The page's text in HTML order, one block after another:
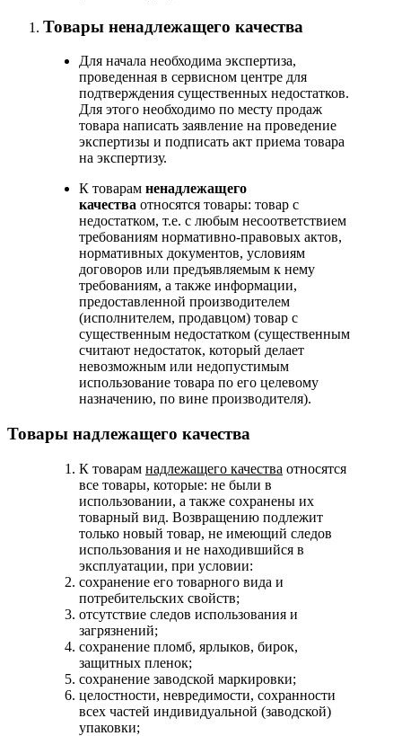
Товары ненадлежащего качества
Для начала необходима экспертиза,
проведенная в сервисном центре для
подтверждения существенных недостатков.
Для этого необходимо по месту продаж
товара написать заявление на проведение
экспертизы и подписать акт приема товара
на экспертизу.
К товарам ненадлежащего
качества относятся товары: товар с
недостатком, т.е. с любым несоответствием
требованиям нормативно-правовых актов,
нормативных документов, условиям
договоров или предъявляемым к нему
требованиям, а также информации,
предоставленной производителем
(исполнителем, продавцом) товар с
существенным недостатком (существенным
считают недостаток, который делает
невозможным или недопустимым
использование товара по его целевому
назначению, по вине производителя).
Товары надлежащего качества
К товарам надлежащего качества относятся
все товары, которые: не были в
использовании, а также сохранены их
товарный вид. Возвращению подлежит
только новый товар, не имеющий следов
использования и не находившийся в
эксплуатации, при условии:
сохранение его товарного вида и
потребительских свойств;
отсутствие следов использования и
загрязнений;
сохранение пломб, ярлыков, бирок,
защитных пленок;
сохранение заводской маркировки;
целостности, невредимости, сохранности
всех частей индивидуальной (заводской)
упаковки;